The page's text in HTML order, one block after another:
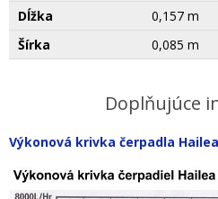
Dĺžka
0,157 m
Šírka
0,085 m
Doplňujúce
Výkonová krivka čerpadla Hailea